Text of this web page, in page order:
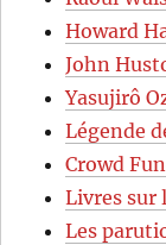
Howard
John
Yasujirô
Légende
Crowd
Livres sur
Les